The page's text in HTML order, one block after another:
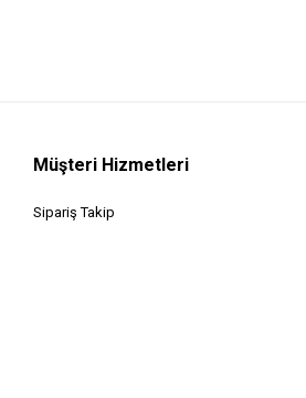
Müşteri Hizmetleri
Sipariş Takip